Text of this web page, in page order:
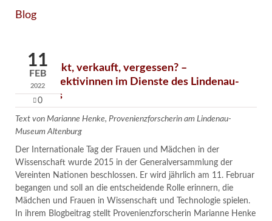
Blog
11
FEB
2022
0
Verschenkt, verkauft, vergessen? –
Kunstdetektivinnen im Dienste des Lindenau-
Museums
Text von Marianne Henke, Provenienzforscherin am Lindenau-
Museum Altenburg
Der Internationale Tag der Frauen und Mädchen in der
Wissenschaft wurde 2015 in der Generalversammlung der
Vereinten Nationen beschlossen. Er wird jährlich am 11. Februar
begangen und soll an die entscheidende Rolle erinnern, die
Mädchen und Frauen in Wissenschaft und Technologie spielen.
In ihrem Blogbeitrag stellt Provenienzforscherin Marianne Henke